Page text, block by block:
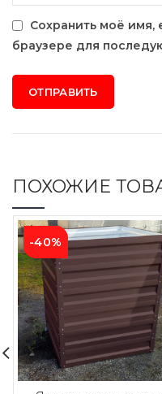
Сохранить моё имя,
браузере для
ПОХОЖИЕ
-40%